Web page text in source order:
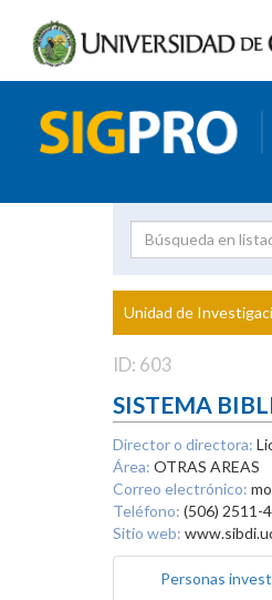
Proyecto
Unidad de
ID: 603
SISTEMA
Director o directora:
Área: OTRAS AREAS
Correo electrónico:
Teléfono: (506) 2511-
Sitio web:
Personas